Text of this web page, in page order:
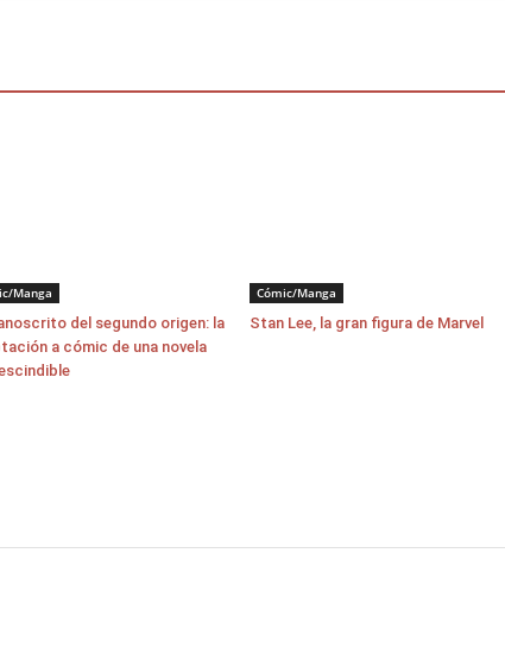
Manga
del segundo origen: la
a cómic de una novela
Cómic/Manga
Stan Lee, la gran figura de Marvel